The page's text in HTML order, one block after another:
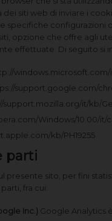
siti web di inviare i
specifiche
opzione che offre agli
effettuate. Di seguito si
support.google.com/
support.mozilla.org/it/kb/
Windows/10.00/it/
kb/PH19255
parti
presente sito, per fini
fra cui:
Inc.) Google Analytics